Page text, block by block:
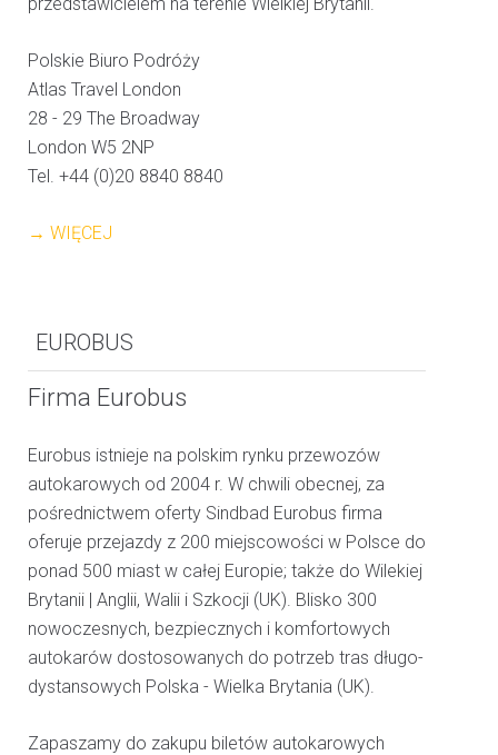
Polskie Biuro Podróży
Atlas Travel London
28 - 29 The Broadway
London W5 2NP
Tel. +44 (0)20 8840 8840
→ WIĘCEJ
EUROBUS
Firma Eurobus
Eurobus istnieje na polskim rynku przewozów
autokarowych od 2004 r. W chwili obecnej, za
pośrednictwem oferty Sindbad Eurobus firma
oferuje przejazdy z 200 miejscowości w Polsce do
ponad 500 miast w całej Europie; także do Wilekiej
Brytanii | Anglii, Walii i Szkocji (UK). Blisko 300
nowoczesnych, bezpiecznych i komfortowych
autokarów dostosowanych do potrzeb tras długo-
dystansowych Polska - Wielka Brytania (UK).
Zapaszamy do zakupu biletów autokarowych